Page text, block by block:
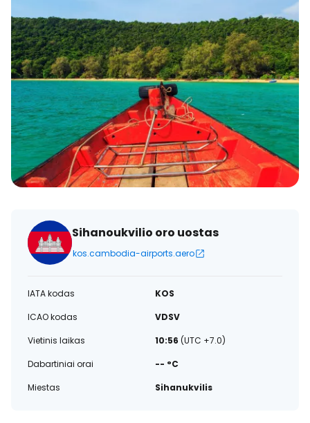
Sihanoukvilio oro uostas
kos.cambodia-airports.aero
IATA kodas
KOS
ICAO kodas
VDSV
Vietinis laikas
10:56 (UTC +7.0)
Dabartiniai orai
-- °C
Miestas
Sihanukvilis